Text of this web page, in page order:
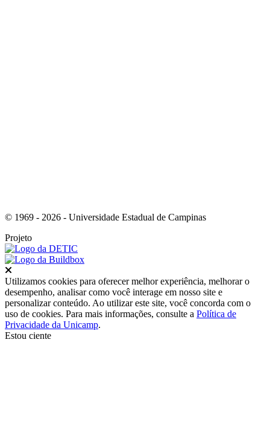
© 1969 - 2026 - Universidade Estadual de Campinas
Projeto
Utilizamos cookies para oferecer melhor experiência, melhorar o
desempenho, analisar como você interage em nosso site e
personalizar conteúdo. Ao utilizar este site, você concorda com o
uso de cookies. Para mais informações, consulte a Política de
Privacidade da Unicamp.
Estou ciente